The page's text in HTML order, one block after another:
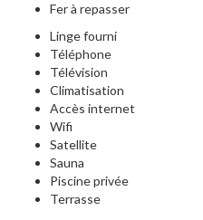
Fer à repasser
Linge fourni
Téléphone
Télévision
Climatisation
Accès internet
Wifi
Satellite
Sauna
Piscine privée
Terrasse